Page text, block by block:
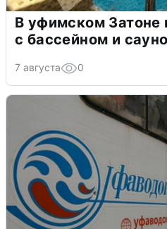
В уфимском Затоне
с бассейном и
7 августа 0